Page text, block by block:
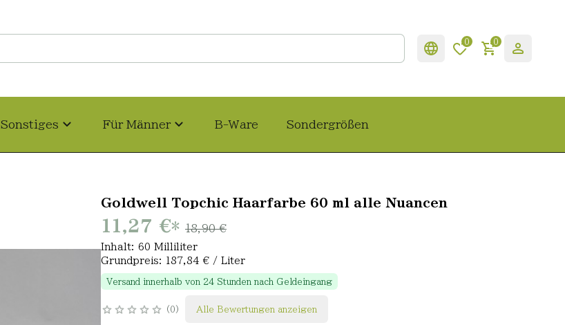
0 0
Sonstiges Für Männer B-Ware Sondergrößen
Goldwell Topchic Haarfarbe 60 ml alle Nuancen
11,27 €* 18,90 €
Inhalt: 60 Milliliter
Grundpreis: 187,84 € / Liter
Versand innerhalb von 24 Stunden nach Geldeingang
0 Alle Bewertungen anzeigen